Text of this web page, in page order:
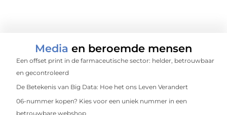
Media en beroemde mensen
Een offset print in de farmaceutische sector: helder, betrouwbaar
en gecontroleerd
De Betekenis van Big Data: Hoe het ons Leven Verandert
06-nummer kopen? Kies voor een uniek nummer in een
betrouwbare webshop